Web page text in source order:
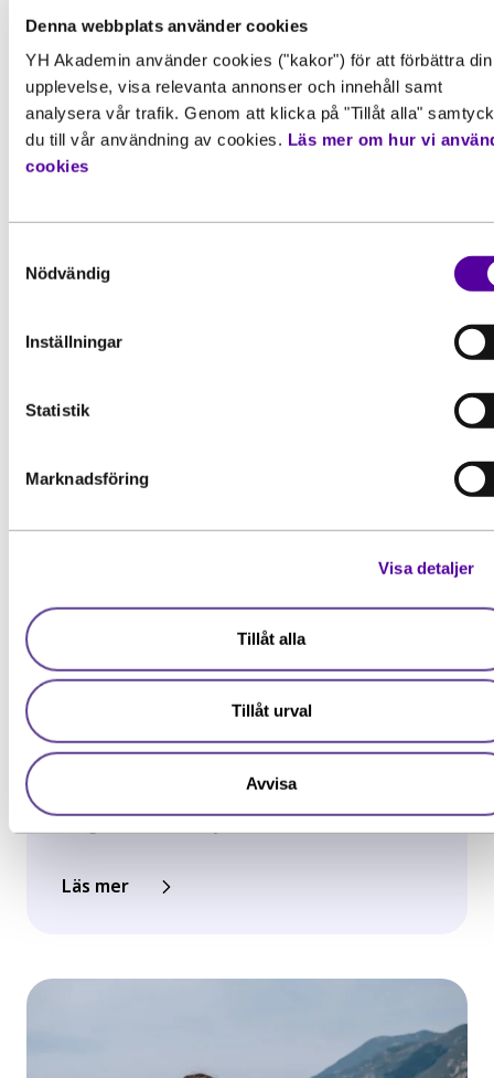
Denna webbplats använder cookies
YH Akademin använder cookies ("kakor") för att förbättra din
upplevelse, visa relevanta annonser och innehåll samt
analysera vår trafik. Genom att klicka på "Tillåt alla"
du till vår användning av cookies. Läs mer om hur vi
cookies
Nödvändig
Inställningar
Statistik
Marknadsföring
Visa detaljer
Tillåt alla
Tillåt urval
Avvisa
Från vården till miljöutredning:
gjort”
Efter flera år som undersköterska växte
längtan efter att byta...
Läs mer